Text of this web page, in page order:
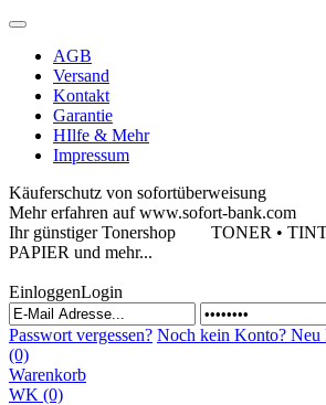
AGB
Versand
Kontakt
Garantie
HIlfe & Mehr
Impressum
Käuferschutz von sofortüberweisung
Mehr erfahren auf www.sofort-bank.com
Ihr günstiger Tonershop TONER •
PAPIER und mehr...
EinloggenLogin
Passwort vergessen? Noch kein Konto? Neu
(0)
Warenkorb
WK (0)